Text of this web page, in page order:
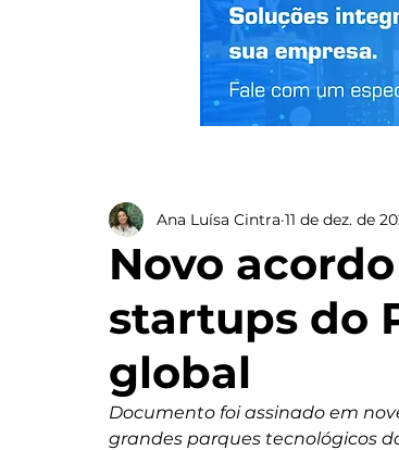
Novo
startups do
global
Ana Luísa Cintra 11 de dez. de
Documento foi assinado em
grandes parques tecnológicos